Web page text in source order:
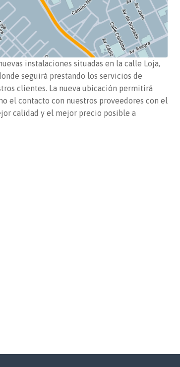
instalaciones situadas en la calle Loja,
seguirá prestando los servicios de
clientes. La nueva ubicación permitirá
el contacto con nuestros proveedores con el
calidad y el mejor precio posible a